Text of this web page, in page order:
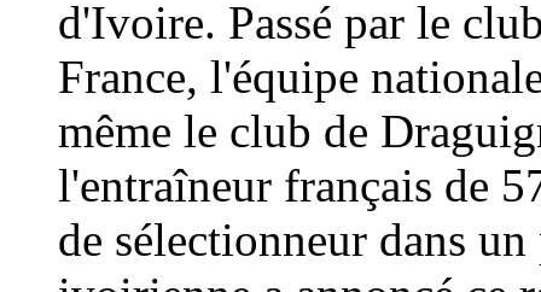
d'Ivoire. Passé par le
France, l'équipe
même le club de
l'entraîneur français de
de sélectionneur dans